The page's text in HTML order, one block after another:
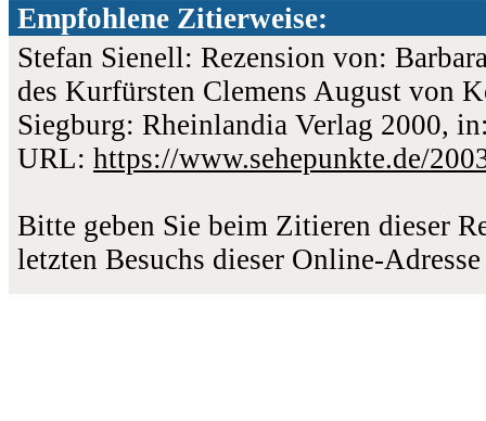
Empfohlene Zitierweise:
Stefan Sienell: Rezension von:
des Kurfürsten Clemens August von
Siegburg: Rheinlandia Verlag 2000,
URL: https://www.sehepunkte.de/
Bitte geben Sie beim Zitieren dieser
letzten Besuchs dieser Online-Adresse